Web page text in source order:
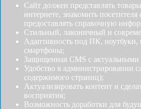
Сайт должен представлять
интернете, знакомить
предоставлять справочную
Стильный, лаконичный и
Адаптивность под ПК,
смартфоны;
Защищенная CMS с актуальными
Удобство в администрировании
содержимого страниц);
Актуализировать контент и
восприятия;
Возможность доработки для